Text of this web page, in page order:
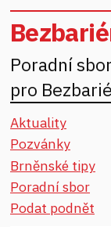
Poradní
pro
Aktuality
Pozvánky
Brněnské tipy
Poradní sbor
Podat podnět